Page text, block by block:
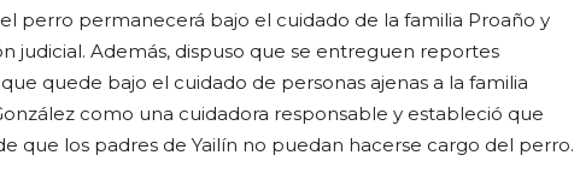
perro permanecerá bajo el cuidado de la familia Proaño y
judicial. Además, dispuso que se entreguen reportes
quede bajo el cuidado de personas ajenas a la familia
como una cuidadora responsable y estableció que
que los padres de Yailín no puedan hacerse cargo del perro.